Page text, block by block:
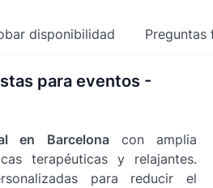
disponibilidad Preguntas
para eventos -
en Barcelonacon amplia
terapéuticas y relajantes.
para reducir el